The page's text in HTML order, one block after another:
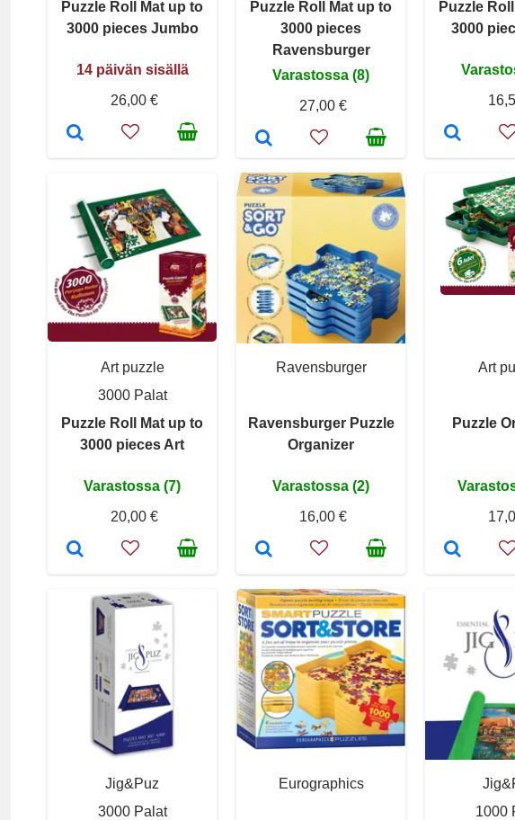
Puzzle Roll Mat up to
3000 pieces Jumbo
14 päivän sisällä
26,00 €
Puzzle Roll Mat up to
3000 pieces
Ravensburger
Varastossa (8)
27,00 €
Puzzle
3000
Art puzzle
3000 Palat
Puzzle Roll Mat up to
3000 pieces Art
Varastossa (7)
20,00 €
Ravensburger
Ravensburger Puzzle
Organizer
Varastossa (2)
16,00 €
Art
Puzzle
Jig&Puz
3000 Palat
Eurographics
1000